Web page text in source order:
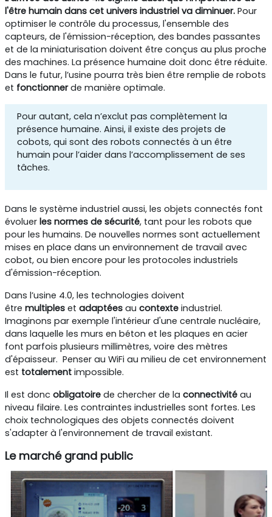
l'être humain dans cet univers industriel va diminuer. Pour
optimiser le contrôle du processus, l'ensemble des
capteurs, de l'émission-réception, des bandes passantes
et de la miniaturisation doivent être conçus au plus proche
des machines. La présence humaine doit donc être réduite.
Dans le futur, l’usine pourra très bien être remplie de robots
et fonctionnerde manière optimale.
Pour autant, cela n’exclut pas complètement la
présence humaine. Ainsi, il existe des projets de
cobots, qui sont des robots connectés à un être
humain pour l’aider dans l’accomplissement de ses
tâches.
Dans le système industriel aussi, les objets connectés font
évoluer les normes de sécurité, tant pour les robots que
pour les humains. De nouvelles normes sont actuellement
mises en place dans un environnement de travail avec
cobot, ou bien encore pour les protocoles industriels
d'émission-réception.
Dans l’usine 4.0, les technologies doivent
être multiples et adaptées au contexte industriel.
Imaginons par exemple l'intérieur d'une centrale nucléaire,
dans laquelle les murs en béton et les plaques en acier
font parfois plusieurs millimètres, voire des mètres
d'épaisseur. Penser au WiFi au milieu de cet environnement
est totalement impossible.
Il est donc obligatoire de chercher de la connectivité au
niveau filaire. Les contraintes industrielles sont fortes. Les
choix technologiques des objets connectés doivent
s'adapter à l'environnement de travail existant.
Le marché grand public